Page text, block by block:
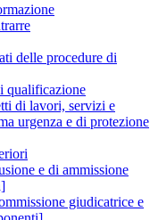
delle procedure di
qualificazione
di lavori, servizi e
urgenza e di protezione
e di ammissione
giudicatrice e